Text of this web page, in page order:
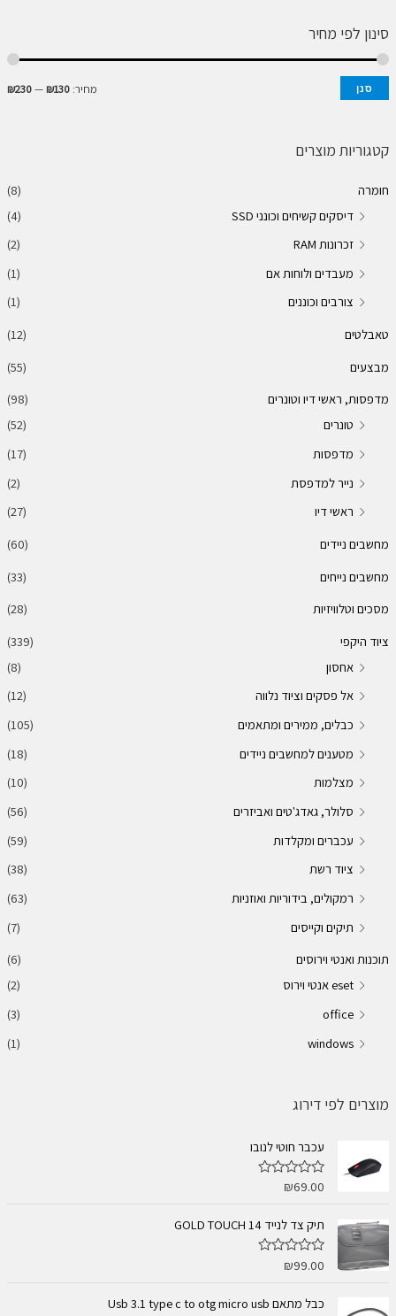
סינון לפי מחיר
ממ
סנן מחיר:₪130
—
₪230
קטגוריות מוצרים
חומרה
(8)
דיסקים קשיחים וכונני SSD
(4)
זכרונות RAM
(2)
מעבדים ולוחות אם
(1)
צורבים וכוננים
(1)
טאבלטים
(12)
מבצעים
(55)
מדפסות, ראשי דיו וטונרים
(98)
טונרים
(52)
מדפסות
(17)
נייר למדפסת
(2)
ראשי דיו
(27)
מחשבים ניידים
(60)
מחשבים נייחים
(33)
מסכים וטלוויזיות
(28)
ציוד היקפי
(339)
אחסון
(8)
אל פסקים וציוד נלווה
(12)
כבלים, ממירים ומתאמים
(105)
מטענים למחשבים ניידים
(18)
מצלמות
(10)
סלולר, גאדג'טים ואביזרים
(56)
עכברים ומקלדות
(59)
ציוד רשת
(38)
רמקולים, בידוריות ואוזניות
(63)
תיקים וקייסים
(7)
תוכנות ואנטי וירוסים
(6)
eset אנטי וירוס
(2)
office
(3)
windows
(1)
מוצרים לפי דירוג
עכבר חוטי לנובו
ד
ג
מ
ת
ו
₪69.00
תיק צד לנייד 14 GOLD TOUCH
ד
ג
₪99.00
כבל מתאם Usb 3.1 type c to otg micro usb